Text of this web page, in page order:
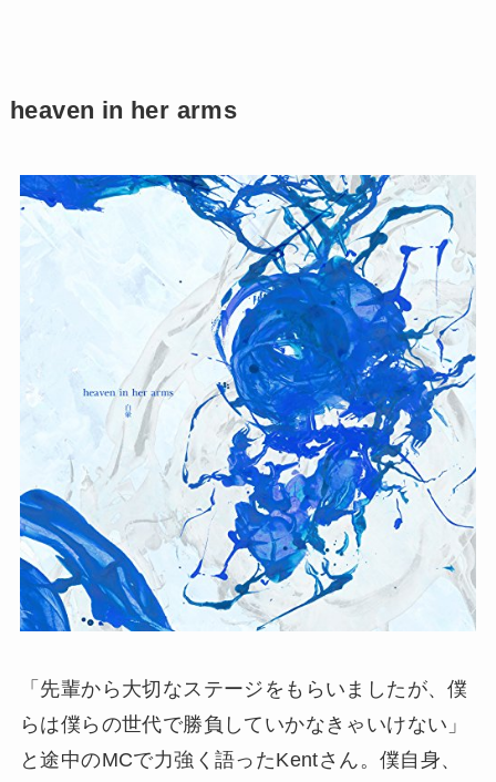
heaven in her arms
「先輩から大切なステージをもらいましたが、僕
らは僕らの世代で勝負していかなきゃいけない」
と途中のMCで力強く語ったKentさん。僕自身、